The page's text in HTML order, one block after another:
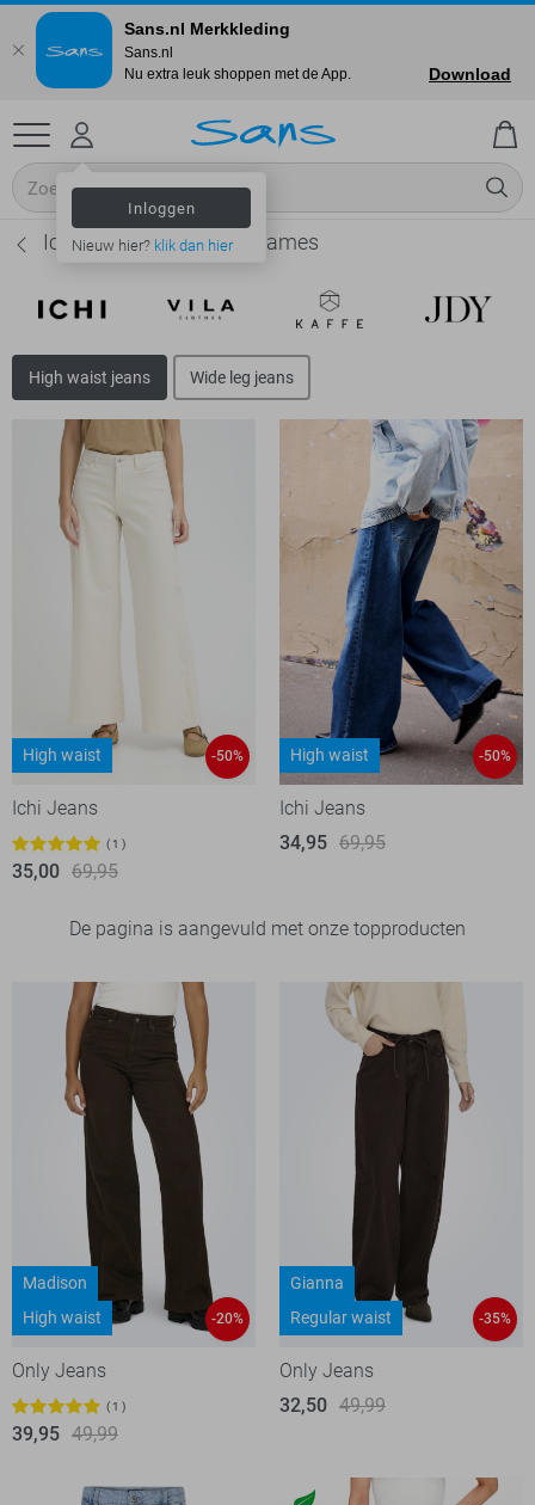
Inloggen
Nieuw hier? klik dan hier
Ichi High waist jeans - Dames
High waist jeans Wide leg jeans
High waist -50%
Ichi Jeans
1
35,00 69,95
High waist -50%
Ichi Jeans
34,95 69,95
De pagina is aangevuld met onze topproducten
Madison
High waist
-20%
Only Jeans
1
39,95 49,99
Gianna
Regular waist
-35%
Only Jeans
32,50 49,99
Sans.nl Merkkleding
Sans.nl
Nu extra leuk shoppen met de App.
Download